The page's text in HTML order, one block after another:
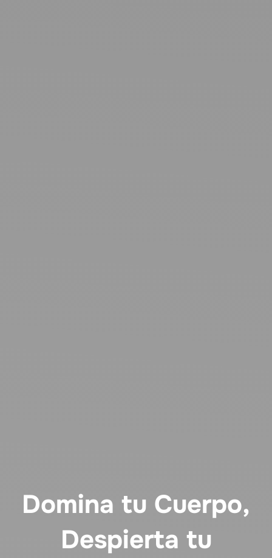
Domina tu Cuerpo,
Despierta tu